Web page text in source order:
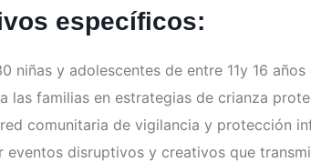
específicos:
niñas y adolescentes de entre 11y 16
las familias en estrategias de crianza
comunitaria de vigilancia y protección
eventos disruptivos y creativos que